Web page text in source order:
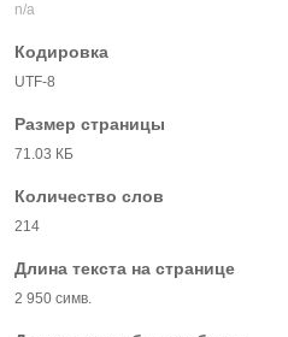
n/a
Кодировка
UTF-8
Размер страницы
71.03 КБ
Количество слов
214
Длина текста на странице
2 950 симв.